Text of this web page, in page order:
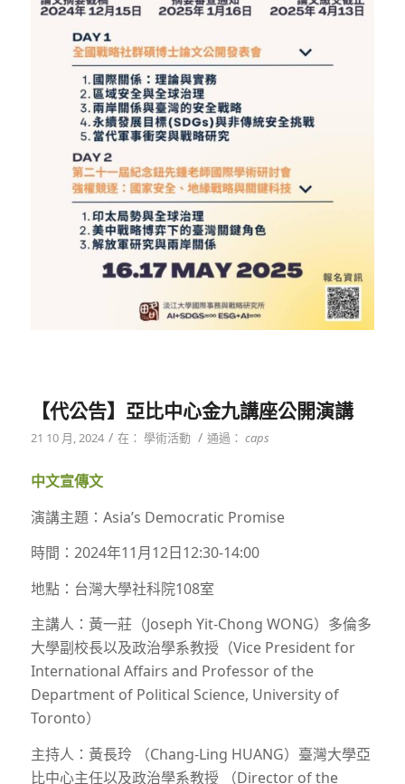
【代公告】亞比中心金九講座公開演講
21 10 月, 2024 / 在： 學術活動 / 通過： caps
中文宣傳文
演講主題：Asia’s Democratic Promise
時間：2024年11月12日12:30-14:00
地點：台灣大學社科院108室
主講人：黃一莊（Joseph Yit-Chong WONG）多倫多
大學副校長以及政治學系教授（Vice President for
International Affairs and Professor of the
Department of Political Science, University of
Toronto）
主持人：黃長玲 （Chang-Ling HUANG）臺灣大學亞
比中心主任以及政治學系教授 （Director of the